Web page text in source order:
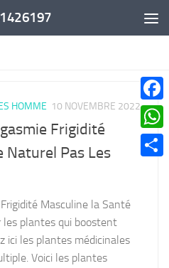
HOMME 10 NOVEMBRE 2022
Frigidité
Naturel Pas Les
Masculine la Santé
les plantes qui boostent
ici les plantes médicinales
Voici les plantes